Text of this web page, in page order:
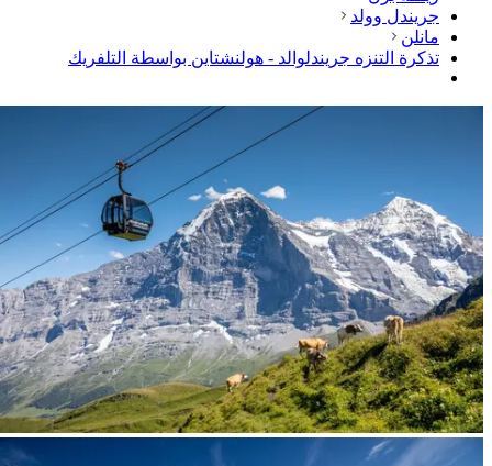
جريندل وولد
مانلن
تذكرة التنزه جريندلوالد - هولنشتاين بواسطة التلفريك